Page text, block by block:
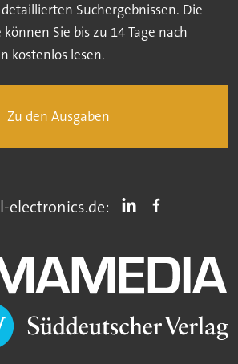
Suchergebnissen. Die
Sie bis zu 14 Tage nach
kostenlos lesen.
Zu den Ausgaben
electronics.de: